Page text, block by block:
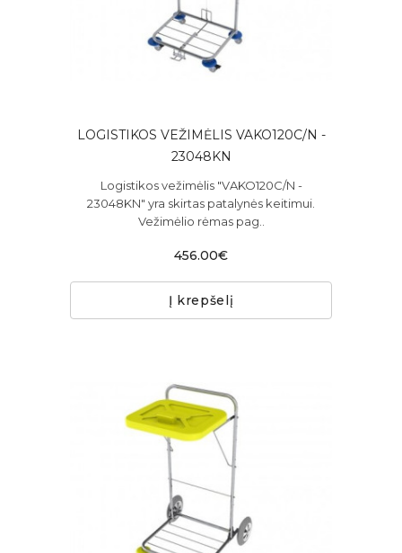
LOGISTIKOS VEŽIMĖLIS VAKO120C/N -
23048KN
Logistikos vežimėlis "VAKO120C/N -
23048KN" yra skirtas patalynės keitimui.
Vežimėlio rėmas pag..
456.00€
Į krepšelį